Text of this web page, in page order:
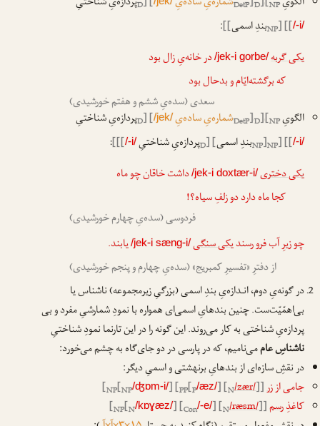
D
DetP NP
D
/-i/
]] [
NPبندِ اسمی]]
:
یکی گربه/jek-i gorbe/در خانه‌یِ زال بود
که برگشته‌ایّام و بدحال بود
سعدی (سده‌یِ ششم و هفتم خورشیدی)
الگویِ [
D
[
DetP [NP شماره‌یِ ساده‌یِ/jek/
] [
Dپردازه‌یِ شناختیِ
/-i/
]] [
NP
[
NPبندِ اسمی] [
Dپردازه‌یِ شناختیِ/-i/
]]]
:
یکی دختری/jek-i doxtær-i/داشت خاقان چو ماه
کجا ماه دارد دو زلفِ سیاه؟!
فردوسی (سده‌یِ چهارم خورشیدی)
چو زیرِ آب فرو رسندیکی سنگی/jek-i sæng-i/یابند.
از دفترِ «تفسیرِ کمبریج» (سده‌یِ چهارم و پنجم خورشیدی)
در گونه‌یِ دوم، انـدازه‌یِ بندِ اسمی (بزرگیِ زیرمجموعه) ناشناس یا
بی‌اهمّیّت‌ست. چنین بندهایِ اسمی‌ای همواره با نمودِ شمارشیِ مفرد و بی
پردازه‌یِ شناختی به کار می‌روند. این گونه را در این تارنما نمودِ شناختیِ
ناشناسِ عاممی‌نامیم، که در پارسی در دو جای‌گاه به چشم می‌خورد:
در نقشِ سازه‌ای از بندهایِ برنهشتی و اسمیِ دیگر:
جامی اززر [NP[NP/ʤɒm-i/] [PP[P/æz/] [N/zær/]]
کاغذِرسم [NP[N/kɒɣæz/] [Con/-e/] [N/ræsm/]]